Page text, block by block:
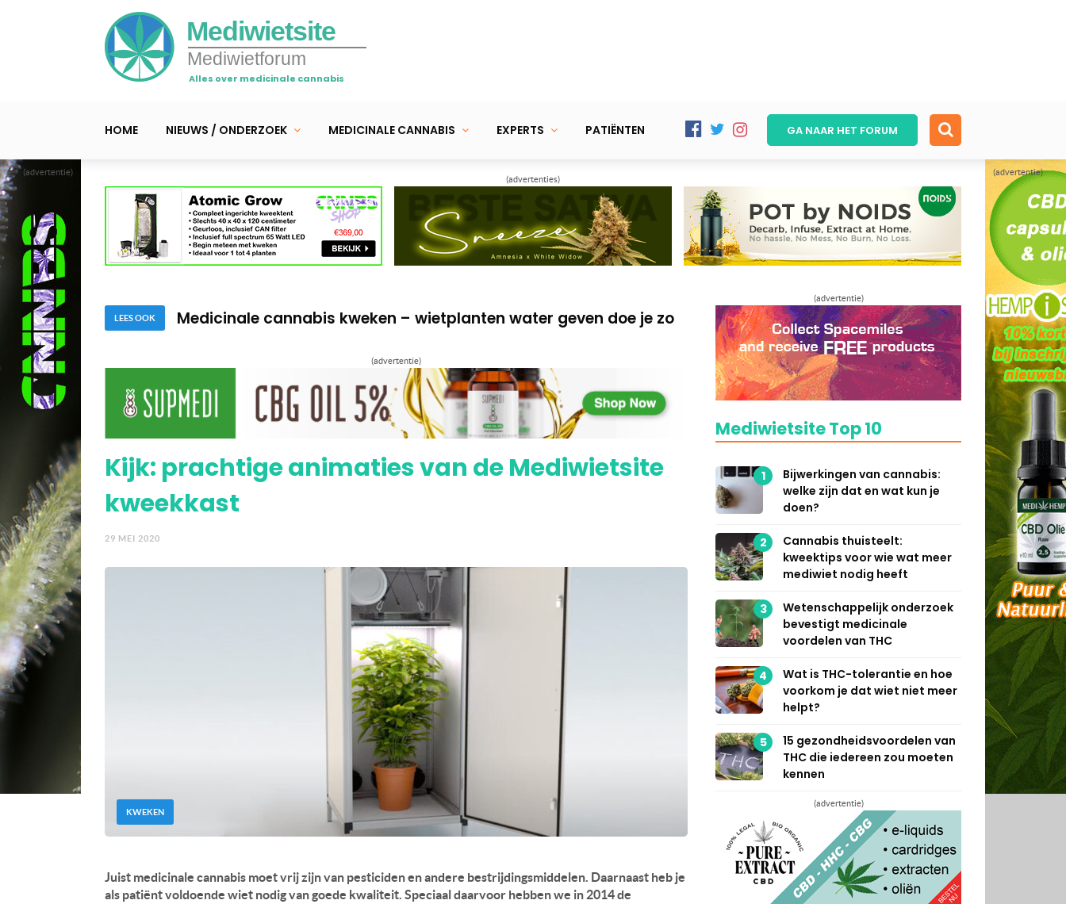
(advertentie) (advertentie)
Mediwietsite
Mediwietforum
Alles over medicinale cannabis
HOME NIEUWS / ONDERZOEK MEDICINALE CANNABIS EXPERTS PATIËNTEN GA NAAR HET FORUM
(advertenties)
LEES OOK
IJsheiligen: tijd om mediwietzaad te planten!
(Buitenkweek)advies geef & krijg je op Mediwietforum.nl
IJsheiligen: tijd om mediwietzaad te planten!
(Buitenkweek)advies geef & krijg je op Mediwietforum.nl
(advertentie)
Kijk: prachtige animaties van de Mediwietsite
kweekkast
29 MEI 2020
KWEKEN
Juist medicinale cannabis moet vrij zijn van pesticiden en andere bestrijdingsmiddelen. Daarnaast heb je
als patiënt voldoende wiet nodig van goede kwaliteit. Speciaal daarvoor hebben we in 2014 de
(advertentie)
Mediwietsite Top 10
1
Bijwerkingen van cannabis:
welke zijn dat en wat kun je
doen?
2
Cannabis thuisteelt:
kweektips voor wie wat meer
mediwiet nodig heeft
3
Wetenschappelijk onderzoek
bevestigt medicinale
voordelen van THC
4
Wat is THC-tolerantie en hoe
voorkom je dat wiet niet meer
helpt?
5
15 gezondheidsvoordelen van
THC die iedereen zou moeten
kennen
(advertentie)